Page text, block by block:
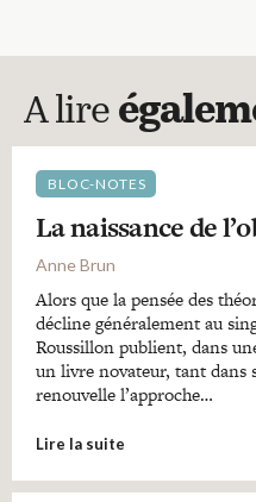
A lire
BLOC-NOTES
La naissance de
Anne Brun
Alors que la pensée des
décline généralement au
Roussillon publient, dans
un livre novateur, tant dans
renouvelle l’approche…
Lire la suite